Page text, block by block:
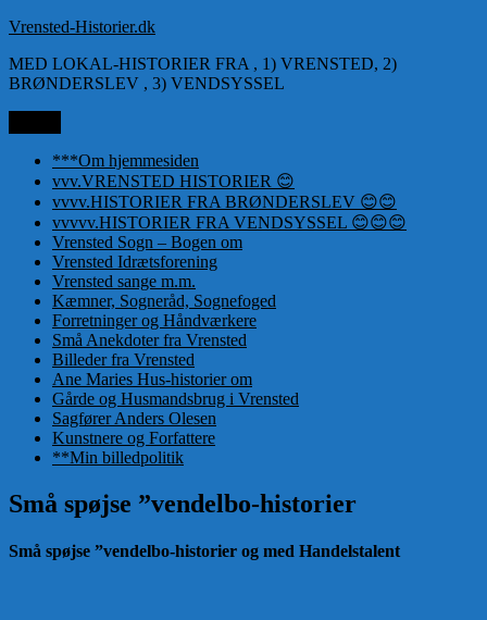
Videre
indhold
Vrensted-Historier.dk
MED LOKAL-HISTORIER FRA , 1) VRENSTED, 2)
BRØNDERSLEV , 3) VENDSYSSEL
***Om hjemmesiden
vvv.VRENSTED HISTORIER 😊
vvvv.HISTORIER FRA BRØNDERSLEV 😊😊
vvvvv.HISTORIER FRA VENDSYSSEL 😊😊😊
Vrensted Sogn – Bogen om
Vrensted Idrætsforening
Vrensted sange m.m.
Kæmner, Sogneråd, Sognefoged
Forretninger og Håndværkere
Små Anekdoter fra Vrensted
Billeder fra Vrensted
Ane Maries Hus-historier om
Gårde og Husmandsbrug i Vrensted
Sagfører Anders Olesen
Kunstnere og Forfattere
**Min billedpolitik
Små spøjse ”vendelbo-historier
Små spøjse ”vendelbo-historier og med Handelstalent